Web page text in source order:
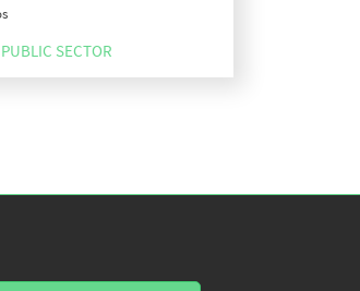
PUBLIC SECTOR